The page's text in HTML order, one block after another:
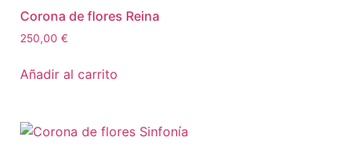
Corona de flores Reina
250,00 €
Añadir al carrito